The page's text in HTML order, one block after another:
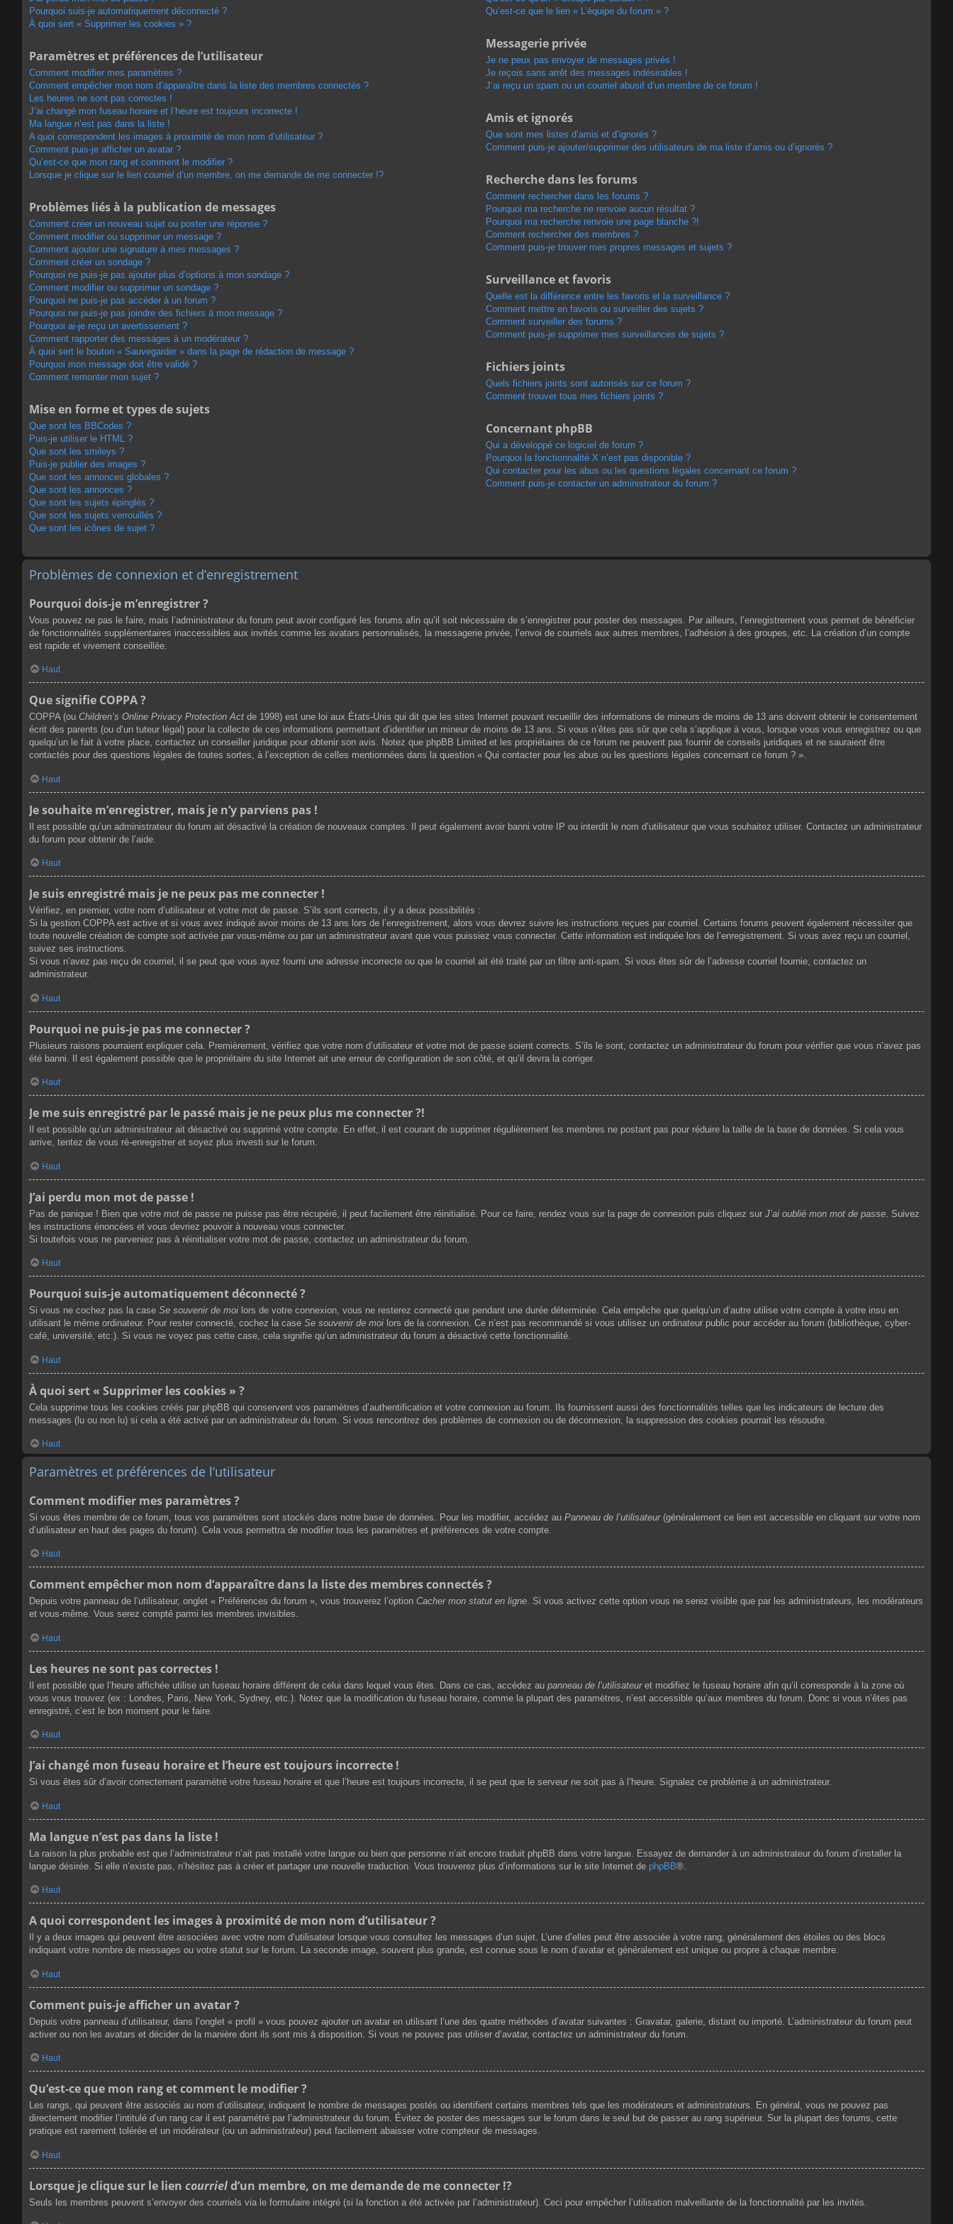
Pourquoi suis-je automatiquement déconnecté ?
À quoi sert « Supprimer les cookies » ?
Paramètres et préférences de l’utilisateur
Comment modifier mes paramètres ?
Comment empêcher mon nom d’apparaître dans la liste des membres connectés ?
Les heures ne sont pas correctes !
J’ai changé mon fuseau horaire et l’heure est toujours incorrecte !
Ma langue n’est pas dans la liste !
A quoi correspondent les images à proximité de mon nom d’utilisateur ?
Comment puis-je afficher un avatar ?
Qu’est-ce que mon rang et comment le modifier ?
Lorsque je clique sur le lien courriel d’un membre, on me demande de me connecter !?
Problèmes liés à la publication de messages
Comment créer un nouveau sujet ou poster une réponse ?
Comment modifier ou supprimer un message ?
Comment ajouter une signature à mes messages ?
Comment créer un sondage ?
Pourquoi ne puis-je pas ajouter plus d’options à mon sondage ?
Comment modifier ou supprimer un sondage ?
Pourquoi ne puis-je pas accéder à un forum ?
Pourquoi ne puis-je pas joindre des fichiers à mon message ?
Pourquoi ai-je reçu un avertissement ?
Comment rapporter des messages à un modérateur ?
À quoi sert le bouton « Sauvegarder » dans la page de rédaction de message ?
Pourquoi mon message doit être validé ?
Comment remonter mon sujet ?
Mise en forme et types de sujets
Que sont les BBCodes ?
Puis-je utiliser le HTML ?
Que sont les smileys ?
Puis-je publier des images ?
Que sont les annonces globales ?
Que sont les annonces ?
Que sont les sujets épinglés ?
Que sont les sujets verrouillés ?
Que sont les icônes de sujet ?
Qu’est-ce que le lien « L’équipe du forum » ?
Messagerie privée
Je ne peux pas envoyer de messages privés !
Je reçois sans arrêt des messages indésirables !
J’ai reçu un spam ou un courriel abusif d’un membre de ce forum !
Amis et ignorés
Que sont mes listes d’amis et d’ignorés ?
Comment puis-je ajouter/supprimer des utilisateurs de ma liste d’amis ou d’ignorés ?
Recherche dans les forums
Comment rechercher dans les forums ?
Pourquoi ma recherche ne renvoie aucun résultat ?
Pourquoi ma recherche renvoie une page blanche ?!
Comment rechercher des membres ?
Comment puis-je trouver mes propres messages et sujets ?
Surveillance et favoris
Quelle est la différence entre les favoris et la surveillance ?
Comment mettre en favoris ou surveiller des sujets ?
Comment surveiller des forums ?
Comment puis-je supprimer mes surveillances de sujets ?
Fichiers joints
Quels fichiers joints sont autorisés sur ce forum ?
Comment trouver tous mes fichiers joints ?
Concernant phpBB
Qui a développé ce logiciel de forum ?
Pourquoi la fonctionnalité X n’est pas disponible ?
Qui contacter pour les abus ou les questions légales concernant ce forum ?
Comment puis-je contacter un administrateur du forum ?
Problèmes de connexion et d’enregistrement
Pourquoi dois-je m’enregistrer ?
Vous pouvez ne pas le faire, mais l’administrateur du forum peut avoir configuré les forums afin qu’il soit nécessaire de s’enregistrer pour poster des messages. Par ailleurs, l’enregistrement vous permet de bénéficier
de fonctionnalités supplémentaires inaccessibles aux invités comme les avatars personnalisés, la messagerie privée, l’envoi de courriels aux autres membres, l’adhésion à des groupes, etc. La création d’un compte
est rapide et vivement conseillée.
Haut
Que signifie COPPA ?
COPPA (ou Children’s Online Privacy Protection Act de 1998) est une loi aux États-Unis qui dit que les sites Internet pouvant recueillir des informations de mineurs de moins de 13 ans doivent obtenir le consentement
écrit des parents (ou d’un tuteur légal) pour la collecte de ces informations permettant d’identifier un mineur de moins de 13 ans. Si vous n’êtes pas sûr que cela s’applique à vous, lorsque vous vous enregistrez ou que
quelqu’un le fait à votre place, contactez un conseiller juridique pour obtenir son avis. Notez que phpBB Limited et les propriétaires de ce forum ne peuvent pas fournir de conseils juridiques et ne sauraient être
contactés pour des questions légales de toutes sortes, à l’exception de celles mentionnées dans la question « Qui contacter pour les abus ou les questions légales concernant ce forum ? ».
Haut
Je souhaite m’enregistrer, mais je n’y parviens pas !
Il est possible qu’un administrateur du forum ait désactivé la création de nouveaux comptes. Il peut également avoir banni votre IP ou interdit le nom d’utilisateur que vous souhaitez utiliser. Contactez un administrateur
du forum pour obtenir de l’aide.
Haut
Je suis enregistré mais je ne peux pas me connecter !
Vérifiez, en premier, votre nom d’utilisateur et votre mot de passe. S’ils sont corrects, il y a deux possibilités :
Si la gestion COPPA est active et si vous avez indiqué avoir moins de 13 ans lors de l’enregistrement, alors vous devrez suivre les instructions reçues par courriel. Certains forums peuvent également nécessiter que
toute nouvelle création de compte soit activée par vous-même ou par un administrateur avant que vous puissiez vous connecter. Cette information est indiquée lors de l’enregistrement. Si vous avez reçu un courriel,
suivez ses instructions.
Si vous n’avez pas reçu de courriel, il se peut que vous ayez fourni une adresse incorrecte ou que le courriel ait été traité par un filtre anti-spam. Si vous êtes sûr de l’adresse courriel fournie, contactez un
administrateur.
Haut
Pourquoi ne puis-je pas me connecter ?
Plusieurs raisons pourraient expliquer cela. Premièrement, vérifiez que votre nom d’utilisateur et votre mot de passe soient corrects. S’ils le sont, contactez un administrateur du forum pour vérifier que vous n’avez pas
été banni. Il est également possible que le propriétaire du site Internet ait une erreur de configuration de son côté, et qu’il devra la corriger.
Haut
Je me suis enregistré par le passé mais je ne peux plus me connecter ?!
Il est possible qu’un administrateur ait désactivé ou supprimé votre compte. En effet, il est courant de supprimer régulièrement les membres ne postant pas pour réduire la taille de la base de données. Si cela vous
arrive, tentez de vous ré-enregistrer et soyez plus investi sur le forum.
Haut
J’ai perdu mon mot de passe !
Pas de panique ! Bien que votre mot de passe ne puisse pas être récupéré, il peut facilement être réinitialisé. Pour ce faire, rendez vous sur la page de connexion puis cliquez sur J’ai oublié mon mot de passe . Suivez
les instructions énoncées et vous devriez pouvoir à nouveau vous connecter.
Si toutefois vous ne parveniez pas à réinitialiser votre mot de passe, contactez un administrateur du forum.
Haut
Pourquoi suis-je automatiquement déconnecté ?
Si vous ne cochez pas la case Se souvenir de moi lors de votre connexion, vous ne resterez connecté que pendant une durée déterminée. Cela empêche que quelqu’un d’autre utilise votre compte à votre insu en
utilisant le même ordinateur. Pour rester connecté, cochez la case Se souvenir de moi lors de la connexion. Ce n’est pas recommandé si vous utilisez un ordinateur public pour accéder au forum (bibliothèque, cyber-
café, université, etc.). Si vous ne voyez pas cette case, cela signifie qu’un administrateur du forum a désactivé cette fonctionnalité.
Haut
À quoi sert « Supprimer les cookies » ?
Cela supprime tous les cookies créés par phpBB qui conservent vos paramètres d’authentification et votre connexion au forum. Ils fournissent aussi des fonctionnalités telles que les indicateurs de lecture des
messages (lu ou non lu) si cela a été activé par un administrateur du forum. Si vous rencontrez des problèmes de connexion ou de déconnexion, la suppression des cookies pourrait les résoudre.
Haut
Paramètres et préférences de l’utilisateur
Comment modifier mes paramètres ?
Si vous êtes membre de ce forum, tous vos paramètres sont stockés dans notre base de données. Pour les modifier, accédez au Panneau de l’utilisateur(généralement ce lien est accessible en cliquant sur votre nom
d’utilisateur en haut des pages du forum). Cela vous permettra de modifier tous les paramètres et préférences de votre compte.
Haut
Comment empêcher mon nom d’apparaître dans la liste des membres connectés ?
Depuis votre panneau de l’utilisateur, onglet « Préférences du forum », vous trouverez l’option Cacher mon statut en ligne. Si vous activez cette option vous ne serez visible que par les administrateurs, les modérateurs
et vous-même. Vous serez compté parmi les membres invisibles.
Haut
Les heures ne sont pas correctes !
Il est possible que l’heure affichée utilise un fuseau horaire différent de celui dans lequel vous êtes. Dans ce cas, accédez au panneau de l’utilisateuret modifiez le fuseau horaire afin qu’il corresponde à la zone où
vous vous trouvez (ex : Londres, Paris, New York, Sydney, etc.). Notez que la modification du fuseau horaire, comme la plupart des paramètres, n’est accessible qu’aux membres du forum. Donc si vous n’êtes pas
enregistré, c’est le bon moment pour le faire.
Haut
J’ai changé mon fuseau horaire et l’heure est toujours incorrecte !
Si vous êtes sûr d’avoir correctement paramétré votre fuseau horaire et que l’heure est toujours incorrecte, il se peut que le serveur ne soit pas à l’heure. Signalez ce problème à un administrateur.
Haut
Ma langue n’est pas dans la liste !
La raison la plus probable est que l’administrateur n’ait pas installé votre langue ou bien que personne n’ait encore traduit phpBB dans votre langue. Essayez de demander à un administrateur du forum d’installer la
langue désirée. Si elle n’existe pas, n’hésitez pas à créer et partager une nouvelle traduction. Vous trouverez plus d’informations sur le site Internet de phpBB®.
Haut
A quoi correspondent les images à proximité de mon nom d’utilisateur ?
Il y a deux images qui peuvent être associées avec votre nom d’utilisateur lorsque vous consultez les messages d’un sujet. L’une d’elles peut être associée à votre rang, généralement des étoiles ou des blocs
indiquant votre nombre de messages ou votre statut sur le forum. La seconde image, souvent plus grande, est connue sous le nom d’avatar et généralement est unique ou propre à chaque membre.
Haut
Comment puis-je afficher un avatar ?
Depuis votre panneau d’utilisateur, dans l’onglet « profil » vous pouvez ajouter un avatar en utilisant l’une des quatre méthodes d’avatar suivantes : Gravatar, galerie, distant ou importé. L’administrateur du forum peut
activer ou non les avatars et décider de la manière dont ils sont mis à disposition. Si vous ne pouvez pas utiliser d’avatar, contactez un administrateur du forum.
Haut
Qu’est-ce que mon rang et comment le modifier ?
Les rangs, qui peuvent être associés au nom d’utilisateur, indiquent le nombre de messages postés ou identifient certains membres tels que les modérateurs et administrateurs. En général, vous ne pouvez pas
directement modifier l’intitulé d’un rang car il est paramétré par l’administrateur du forum. Évitez de poster des messages sur le forum dans le seul but de passer au rang supérieur. Sur la plupart des forums, cette
pratique est rarement tolérée et un modérateur (ou un administrateur) peut facilement abaisser votre compteur de messages.
Haut
Lorsque je clique sur le lien courrield’un membre, on me demande de me connecter !?
Seuls les membres peuvent s’envoyer des courriels via le formulaire intégré (si la fonction a été activée par l’administrateur). Ceci pour empêcher l’utilisation malveillante de la fonctionnalité par les invités.